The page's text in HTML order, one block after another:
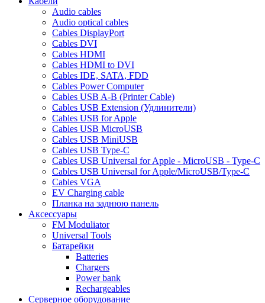
Audio cables
Audio optical cables
Cables DisplayPort
Cables DVI
Cables HDMI
Cables HDMI to DVI
Cables IDE, SATA, FDD
Cables Power Computer
Cables USB A-B (Printer Cable)
Cables USB Extension (Удлинители)
Cables USB for Apple
Cables USB MicroUSB
Cables USB MiniUSB
Cables USB Type-C
Cables USB Universal for Apple - MicroUSB - Type-C
Cables USB Universal for Apple/MicroUSB/Type-C
Cables VGA
EV Charging cable
Планка на заднюю панель
Аксессуары
FM Moduliator
Universal Tools
Батарейки
Batteries
Chargers
Power bank
Rechargeables
Серверное оборудование